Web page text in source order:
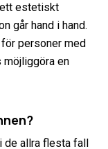
ett estetiskt
går hand i hand.
personer med
en
allra flesta fall